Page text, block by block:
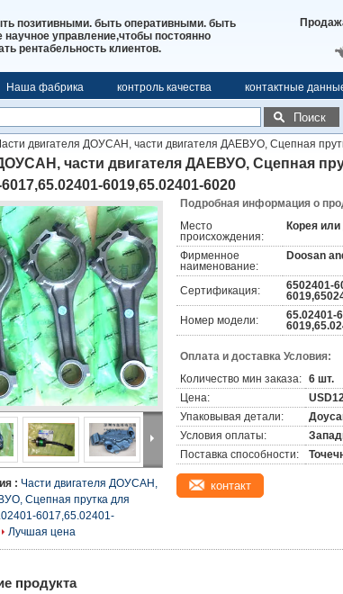
позитивными. быть оперативными. быть
управление,чтобы постоянно
рентабельность клиентов.
Наша фабрика контроль качества контактные
Поиск
двигателя ДОУСАН, части двигателя ДАЕВУО, Сцепная
части двигателя ДАЕВУО, Сцепная
6019,65.02401-6020
: Части двигателя ДОУСАН,
Сцепная прутка для
6017,65.02401-
Лучшая цена
Подробная информация о
Место
происхождения:
Корея или
Фирменное
наименование:
Doosan
Сертификация:
6502401-
Номер модели:
65.02401-
Оплата и доставка Условия:
Количество мин заказа: 6 шт.
Цена:
Упаковывая детали:
Условия оплаты:
Поставка способности:
контакт
продукта